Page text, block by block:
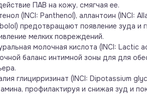
ПАВ на кожу, смягчая ее.
(INCI: Panthenol), аллантоин (INCI:
предотвращают появление зуда и
мелких повреждений.
молочная кислота (INCI: Lactic
баланс интимной зоны для для
глицирризинат (INCI: Dipotassium
профилактируя и снижая зуд и